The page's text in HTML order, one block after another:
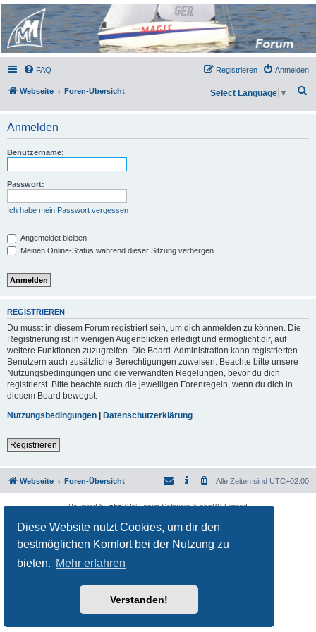
Diese Website nutzt Cookies, um dir den
bestmöglichen Komfort bei der Nutzung zu
bieten. Mehr erfahren
Verstanden!
Micro Magic Forum
Deutschland
FAQ Anmelden
Registrieren
Webseite Foren-Übersicht
h
Select Language ▼
Anmelden
Benutzername:
Passwort:
Ich habe mein Passwort vergessen
Angemeldet bleiben
Meinen Online-Status während dieser Sitzung verbergen
REGISTRIEREN
Du musst in diesem Forum registriert sein, um dich anmelden zu können. Die
Registrierung ist in wenigen Augenblicken erledigt und ermöglicht dir, auf
weitere Funktionen zuzugreifen. Die Board-Administration kann registrierten
Benutzern auch zusätzliche Berechtigungen zuweisen. Beachte bitte unsere
Nutzungsbedingungen und die verwandten Regelungen, bevor du dich
registrierst. Bitte beachte auch die jeweiligen Forenregeln, wenn du dich in
diesem Board bewegst.
Nutzungsbedingungen
Datenschutzerklärung
Registrieren
Webseite Foren-Übersicht Alle Zeiten sind UTC+02:00
Powered byphpBB® Forum Software © phpBB Limited
Datenschutz|Nutzungsbedingungen